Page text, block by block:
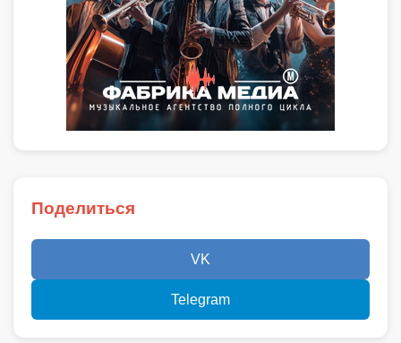
Поделиться
VK
Telegram